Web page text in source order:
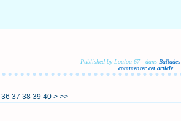
Published by Loulou-67 - dans Ballades
commenter cet article
36 37 38 39 40 50
60
> >>